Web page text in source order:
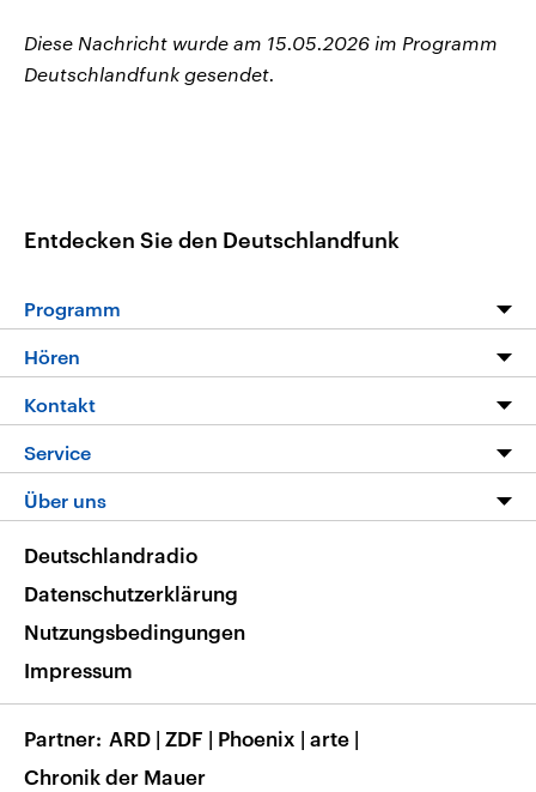
Diese Nachricht wurde am 15.05.2026 im Programm
Deutschlandfunk gesendet.
Entdecken Sie den Deutschlandfunk
Programm
Programm
Die Nachrichten
Nachrichtenleicht
Neue Beiträge auf dlf.de
Hören
Livestream
Podcasts
Deutschlandfunk App
Nachrichten App
Frequenzen
Kontakt
Hörerservice
Service
FAQ
Veranstaltungen
Musikliste
RSS
Über uns
Barrierefreiheit
Deutschlandradio
Datenschutzerklärung
Nutzungsbedingungen
Impressum
Partner ARD | ZDF | Phoenix | arte |
Chronik der Mauer